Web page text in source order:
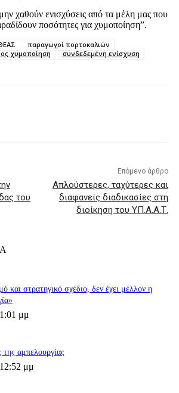
χαθούν ενισχύσεις από τα μέλη μας που
ποσότητες για χυμοποίηση”.
παραγωγοί πορτοκαλιών
χυμοποίηση
συνδεδεμένη ενίσχυση
του
Επόμενο άρθρο
Απλούστερες, ταχύτερες και
διαφανείς διαδικασίες στη
διοίκηση του ΥΠ.Α.Α.Τ.
και στρατηγικό σχέδιο, δεν έχει μέλλον η
μμ
αμπελουργίας
μμ